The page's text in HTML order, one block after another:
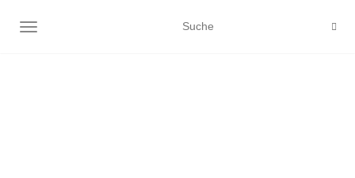
NAVIGATION EIN-/AUSSCHALTEN